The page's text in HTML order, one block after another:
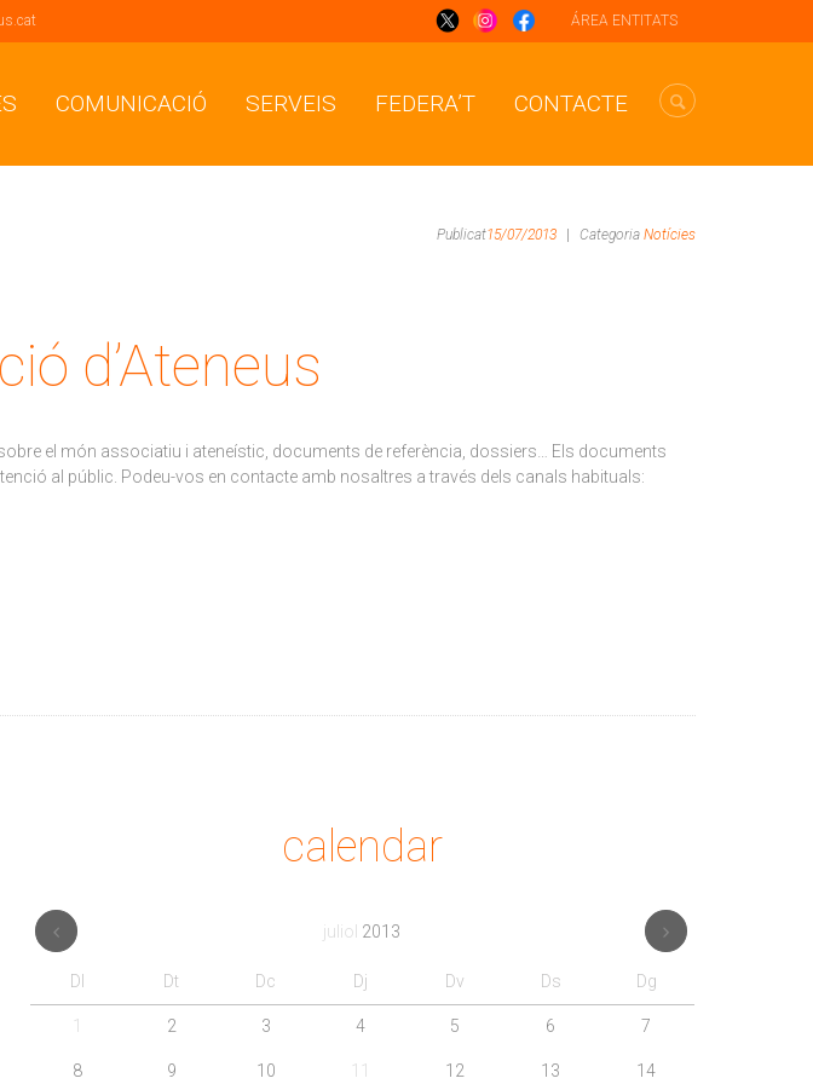
ÁREA ENTITATS
COMUNICACIÓ SERVEIS FEDERA’T CONTACTE
Publicat15/07/2013 Categoria Notícies
d’Ateneus
el món associatiu i ateneístic, documents de referència, dossiers… Els documents
al públic. Podeu-vos en contacte amb nosaltres a través dels canals habituals:
calendar
juliol 2013
Dl Dt Dc Dj Dv Ds Dg
1 2 3 4 5 6 7
8 9 10 11 12 13 14